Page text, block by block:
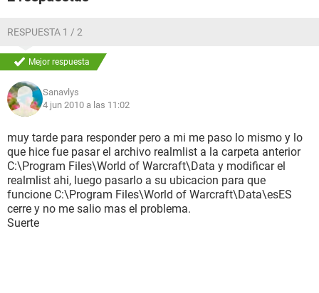
RESPUESTA 1 / 2
Mejor respuesta
Sanavlys
4 jun 2010 a las 11:02
muy tarde para responder pero a mi me paso lo mismo y lo
que hice fue pasar el archivo realmlist a la carpeta anterior
C:\Program Files\World of Warcraft\Data y modificar el
realmlist ahi, luego pasarlo a su ubicacion para que
funcione C:\Program Files\World of Warcraft\Data\esES
cerre y no me salio mas el problema.
Suerte